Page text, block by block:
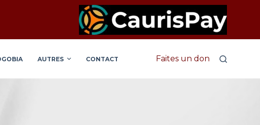
AUTRES CONTACT Faites un don